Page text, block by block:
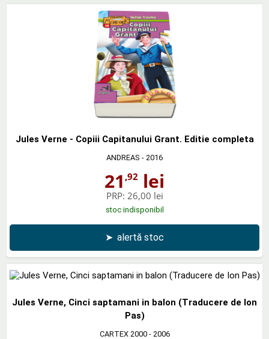
Jules Verne - Copiii Capitanului Grant. Editie completa
ANDREAS - 2016
21 ,92 lei
PRP: 26,00 lei
stoc indisponibil
➤ alertă stoc
Jules Verne, Cinci saptamani in balon (Traducere de Ion
Pas)
CARTEX 2000- 2006